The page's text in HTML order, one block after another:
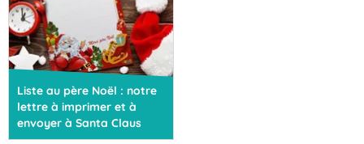
Liste au père Noël : notre
lettre à imprimer et à
envoyer à Santa Claus